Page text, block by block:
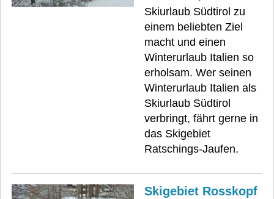
Skiurlaub Südtirol zu
einem beliebten Ziel
macht und einen
Winterurlaub Italien so
erholsam. Wer seinen
Winterurlaub Italien als
Skiurlaub Südtirol
verbringt, fährt gerne in
das Skigebiet
Ratschings-Jaufen.
Skigebiet Rosskopf